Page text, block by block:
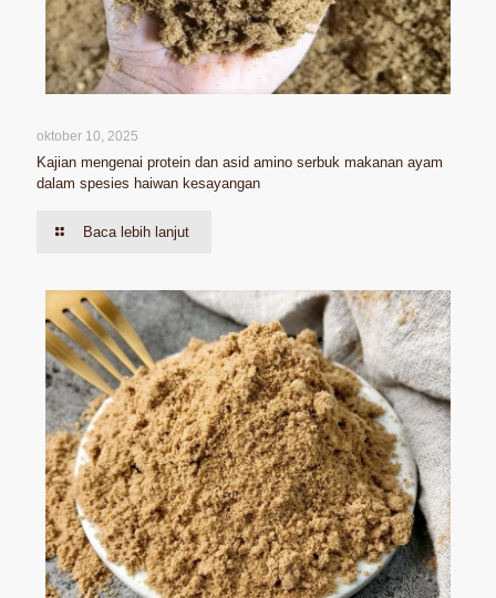
oktober 10, 2025
Kajian mengenai protein dan asid amino serbuk makanan ayam
dalam spesies haiwan kesayangan
Baca lebih lanjut